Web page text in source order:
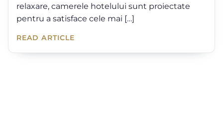
relaxare, camerele hotelului sunt proiectate
pentru a satisface cele mai […]
READ ARTICLE